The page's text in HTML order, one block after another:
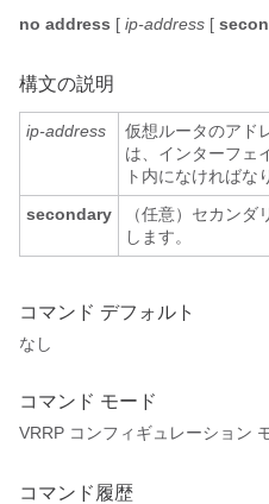
no address [ ip-address [
構文の説明
ip-address
仮想ルータのアド
は、インターフェ
ト内になければな
secondary
（任意）セカン
します。
コマンド デフォルト
なし
コマンド モード
VRRP コンフィギュレーション
コマンド履歴